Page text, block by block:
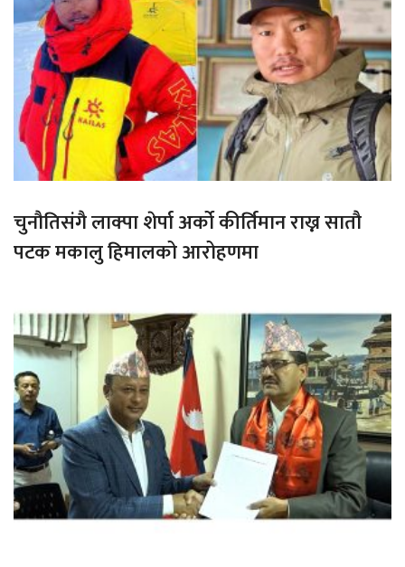
चुनौतिसंगै लाक्पा शेर्पा अर्को कीर्तिमान राख्न सातौ
पटक मकालु हिमालको आरोहणमा